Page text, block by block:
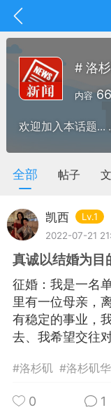
每日任
华人社区信息发布规范
# 洛
内容 66
欢迎加入本话题...
全部 帖子
凯西
Lv.1
2022-07-21
真诚以结婚为目
征婚：我是一名
里有一位母亲，
有稳定的事业，
去、我希望交往
#洛杉矶 #洛杉矶华
0 1